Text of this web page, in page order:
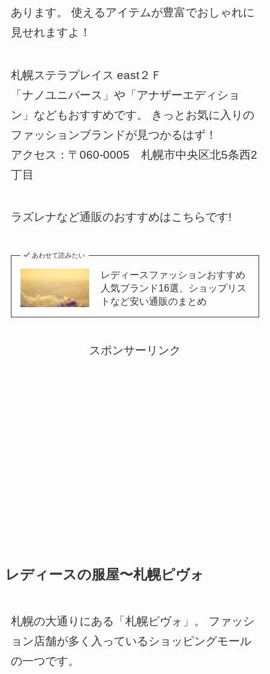
あります。 使えるアイテムが豊富でおしゃれに
見せれますよ！
札幌ステラプレイス east２Ｆ
「ナノユニバース」や「アナザーエディショ
ン」などもおすすめです。 きっとお気に入りの
ファッションブランドが見つかるはず！
アクセス：〒060-0005 札幌市中央区北5条西2
丁目
ラズレナなど通販のおすすめはこちらです!
あわせて読みたい
レディースファッションおすすめ
人気ブランド16選、ショップリス
トなど安い通販のまとめ
スポンサーリンク
レディースの服屋〜札幌ピヴォ
札幌の大通りにある「札幌ピヴォ」。 ファッシ
ョン店舗が多く入っているショッピングモール
の一つです。